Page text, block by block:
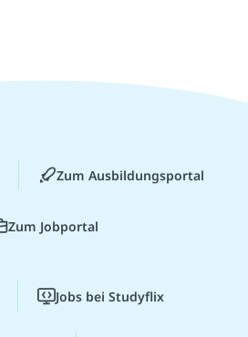
Zum Ausbildungsportal
Zum Jobportal
Jobs bei Studyflix